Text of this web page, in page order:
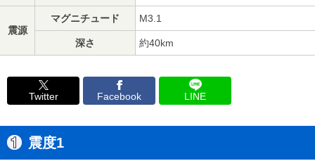
震源
マグニチュード M3.1
深さ 約40km
Twitter Facebook LINE
震度1